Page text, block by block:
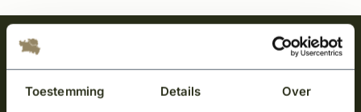
Toestemming Details Over
Meld je aan en ontvang het laatste nieuws
over onze kempische bouwstijl!
Aanmelden voor de nieuwsbrief